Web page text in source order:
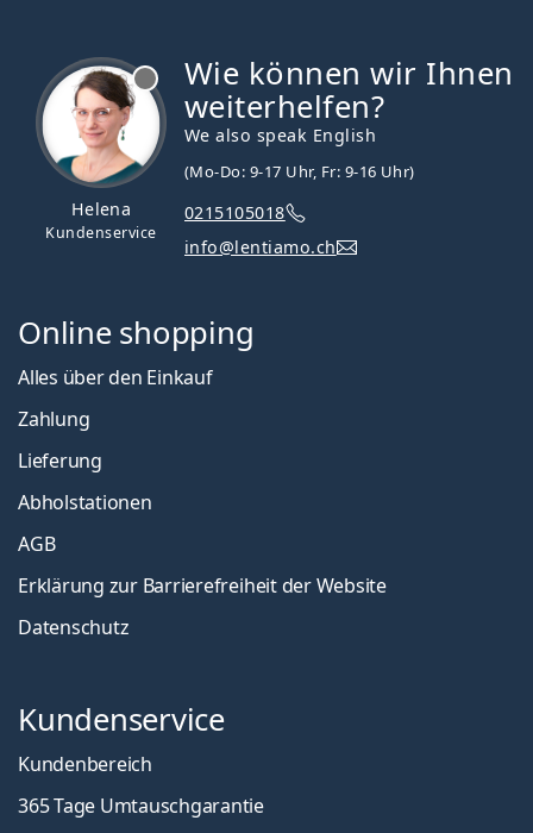
Helena
Kundenservice
Wie können wir Ihnen
weiterhelfen?
We also speak English
(Mo-Do: 9-17 Uhr, Fr: 9-16 Uhr)
0215105018
info@lentiamo.ch
Online shopping
Alles über den Einkauf
Zahlung
Lieferung
Abholstationen
AGB
Erklärung zur Barrierefreiheit der Website
Datenschutz
Kundenservice
Kundenbereich
365 Tage Umtauschgarantie